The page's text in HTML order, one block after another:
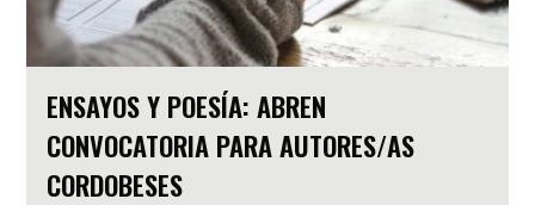
ENSAYOS Y POESÍA: ABREN
CONVOCATORIA PARA AUTORES/AS
CORDOBESES